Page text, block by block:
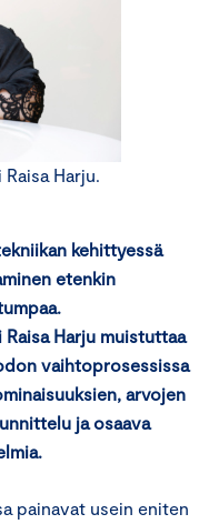
Harju.
kehittyessä
etenkin
Harju muistuttaa
vaihtoprosessissa
arvojen
ja osaava
painavat usein eniten